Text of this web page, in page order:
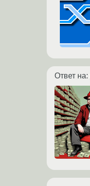
Ответ на: